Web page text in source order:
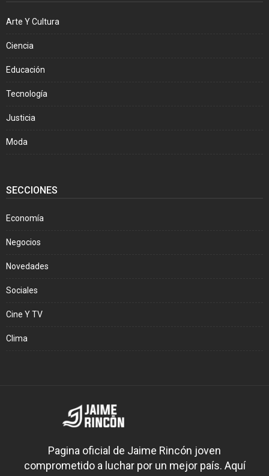
Arte Y Cultura
Ciencia
Educación
Tecnología
Justicia
Moda
SECCIONES
Economía
Negocios
Novedades
Sociales
Cine Y TV
Clima
Pagina oficial de Jaime Rincón joven
comprometido a luchar por un mejor país. Aquí